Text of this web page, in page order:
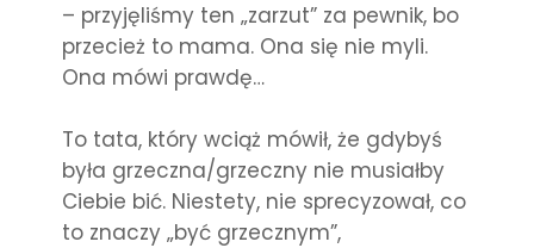
– przyjęliśmy ten „zarzut” za pewnik, bo
przecież to mama. Ona się nie myli.
Ona mówi prawdę…
To tata, który wciąż mówił, że gdybyś
była grzeczna/grzeczny nie musiałby
Ciebie bić. Niestety, nie sprecyzował, co
to znaczy „być grzecznym”,